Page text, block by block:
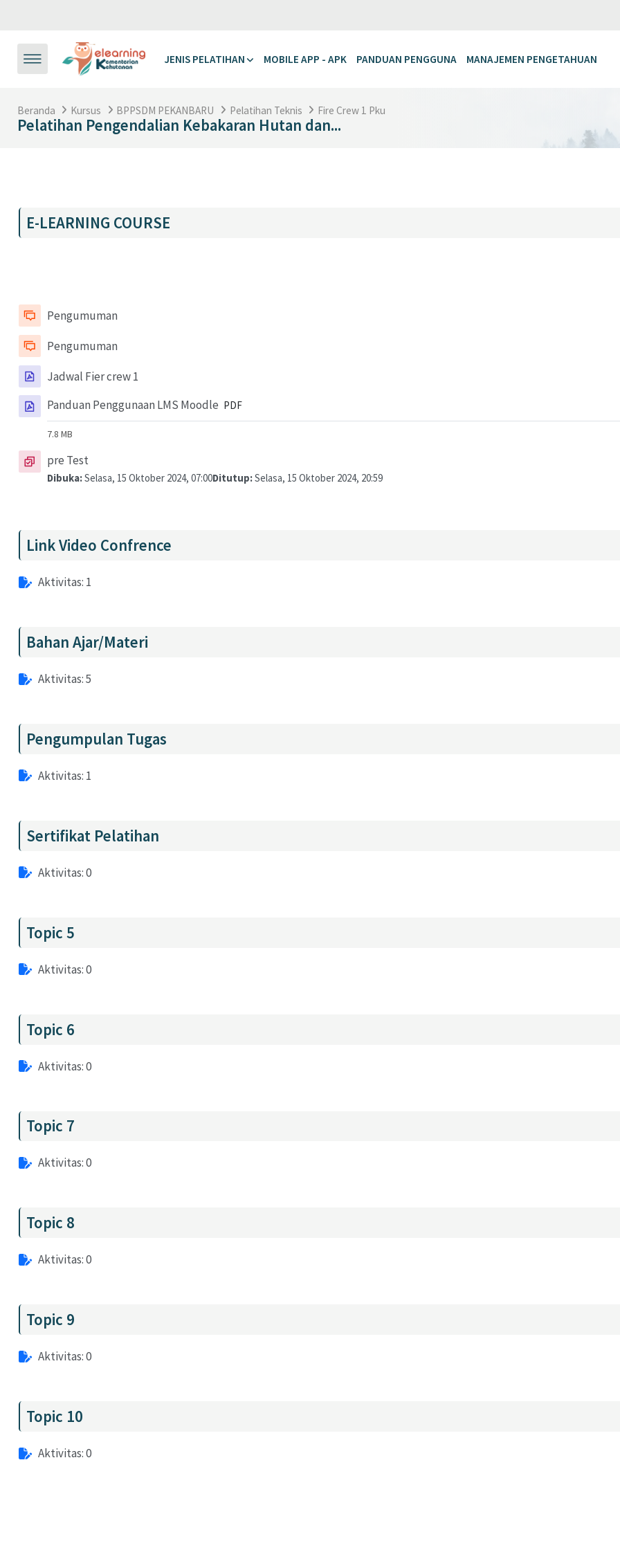
JENIS PELATIHAN MOBILE APP - APK PANDUAN PENGGUNA MANAJEMEN PENGETAHUAN
Beranda Kursus BPPSDM PEKANBARU Pelatihan Teknis Fire Crew 1 Pku
Pelatihan Pengendalian Kebakaran Hutan dan...
Garis besar topik
E-LEARNING COURSE
Pengumuman
Pengumuman
Jadwal Fier crew 1
Panduan Penggunaan LMS Moodle Berkas
PDF
7.8 MB
pre TestKuis
Dibuka:Selasa, 15 Oktober 2024, 07:00Ditutup:Selasa, 15 Oktober 2024, 20:59
Link Video Confrence
Aktivitas: 1
Bahan Ajar/Materi
Aktivitas: 5
Pengumpulan Tugas
Aktivitas: 1
Sertifikat Pelatihan
Aktivitas: 0
Topic 5
Aktivitas: 0
Topic 6
Aktivitas: 0
Topic 7
Aktivitas: 0
Topic 8
Aktivitas: 0
Topic 9
Aktivitas: 0
Topic 10
Aktivitas: 0